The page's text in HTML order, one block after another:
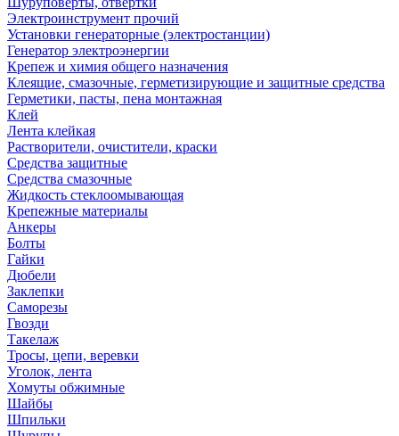
Электроинструмент прочий
Установки генераторные (электростанции)
Генератор электроэнергии
Крепеж и химия общего назначения
Клеящие, смазочные, герметизирующие и защитные средства
Герметики, пасты, пена монтажная
Клей
Лента клейкая
Растворители, очистители, краски
Средства защитные
Средства смазочные
Жидкость стеклоомывающая
Крепежные материалы
Анкеры
Болты
Гайки
Дюбели
Заклепки
Саморезы
Гвозди
Такелаж
Тросы, цепи, веревки
Уголок, лента
Хомуты обжимные
Шайбы
Шпильки